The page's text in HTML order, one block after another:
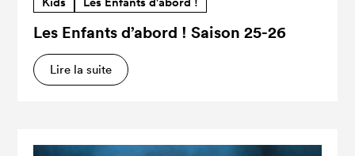
Les Enfants d’abord ! Saison 25-26
Lire la suite